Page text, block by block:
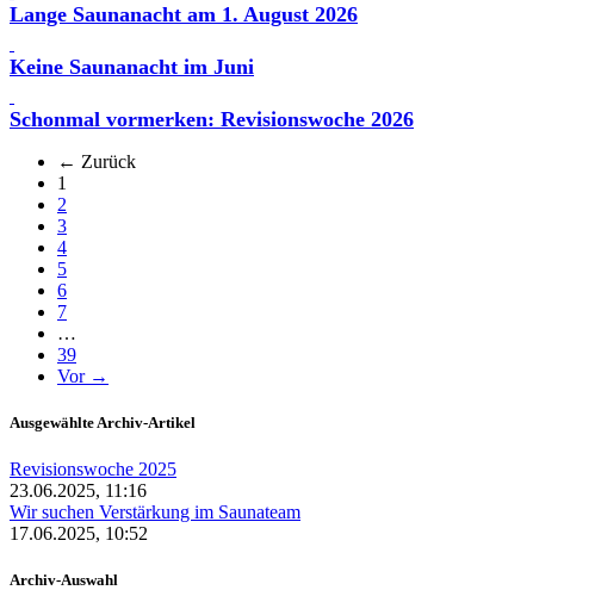
Lange Saunanacht am 1. August 2026
Keine Saunanacht im Juni
Schonmal vormerken: Revisionswoche 2026
← Zurück
1
2
3
4
5
6
7
…
39
Vor →
Ausgewählte Archiv-Artikel
Revisionswoche 2025
23.06.2025, 11:16
Wir suchen Verstärkung im Saunateam
17.06.2025, 10:52
Archiv-Auswahl